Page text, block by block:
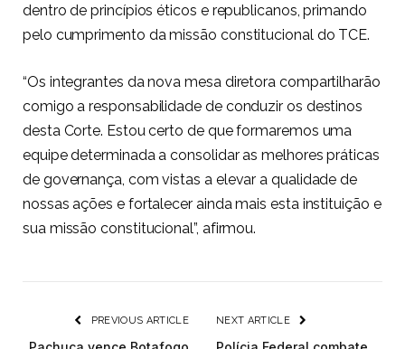
dentro de princípios éticos e republicanos, primando
pelo cumprimento da missão constitucional do TCE.
“Os integrantes da nova mesa diretora compartilharão
comigo a responsabilidade de conduzir os destinos
desta Corte. Estou certo de que formaremos uma
equipe determinada a consolidar as melhores práticas
de governança, com vistas a elevar a qualidade de
nossas ações e fortalecer ainda mais esta instituição e
sua missão constitucional”, afirmou.
PREVIOUS ARTICLE NEXT ARTICLE